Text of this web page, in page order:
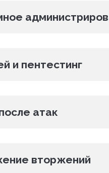
вторжений
атак
и пентестинг